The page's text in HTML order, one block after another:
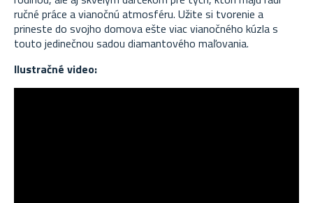
ručné práce a vianočnú atmosféru. Užite si tvorenie a
prineste do svojho domova ešte viac vianočného kúzla s
touto jedinečnou sadou diamantového maľovania.
Ilustračné video: